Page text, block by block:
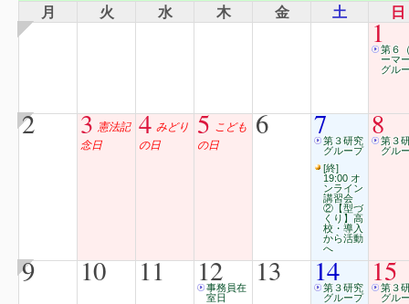
月 火 水 木 金 土 日
1第６
ーマ
グル
2 3 憲法記
念日
4 みどり
の日
5 こども
の日
6 7第３研究
グループ
[終]
19:00 オ
ンライン
講習会
②【型づ
くり】高
校・導入
から活動
へ
8第３
グル
9 10 11 12
事務員在
室日
13 14
第３研究
グループ
15
第３
グル